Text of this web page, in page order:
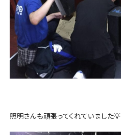
照明さんも頑張ってくれていました💡